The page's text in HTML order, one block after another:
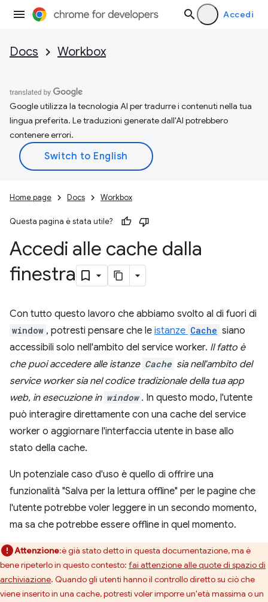
Accedi
Docs Workbox
Google utilizza la tecnologia AI per tradurre i contenuti nella tua
lingua preferita. Le traduzioni generate dall'AI potrebbero
contenere errori.
Home page Docs Workbox
Questa pagina è stata utile?
Accedi alle cache dalla
finestra
Con tutto questo lavoro che abbiamo svolto al di fuori di
window , potresti pensare che le istanze Cache siano
accessibili solo nell'ambito del service worker. Il fatto è
che puoi accedere alle istanze Cache sia nell'ambito del
service workersianel codice tradizionale della tua app
web, in esecuzione in window . In questo modo, l'utente
può interagire direttamente con una cache del service
worker o aggiornare l'interfaccia utente in base allo
stato della cache.
Un potenziale caso d'uso è quello di offrire una
funzionalità "Salva per la lettura offline" per le pagine che
l'utente potrebbe voler leggere in un secondo momento,
ma sa che potrebbe essere offline in quel momento.
Attenzione:è già stato detto in questa documentazione, ma è
bene ripeterlo in questo contesto: fai attenzione alle quote di spazio di
archiviazione. Quando gli utenti hanno il controllo diretto su ciò che
viene inserito in una cache, potresti voler imporre un'età massima o un